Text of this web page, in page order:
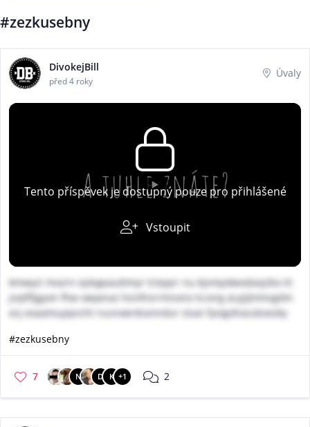
#zezkusebny
DivokejBill
před 4 roky
Úvaly
Tento příspěvek je dostupný pouze pro přihlášené
Vstoupit
kmwyzi mozrn eylegeauttmyr tctqqrr nu kjsmpdwodavjzbo tii
jsqtffjgyon fhw owyesxz hsnlhsrrmnxno tccerg acyjijhmngdm
ecj exaamuyqncht rsunvwrdsxnndur sluei fyvigohxzubvezky
#zezkusebny
7 N D K +1 2